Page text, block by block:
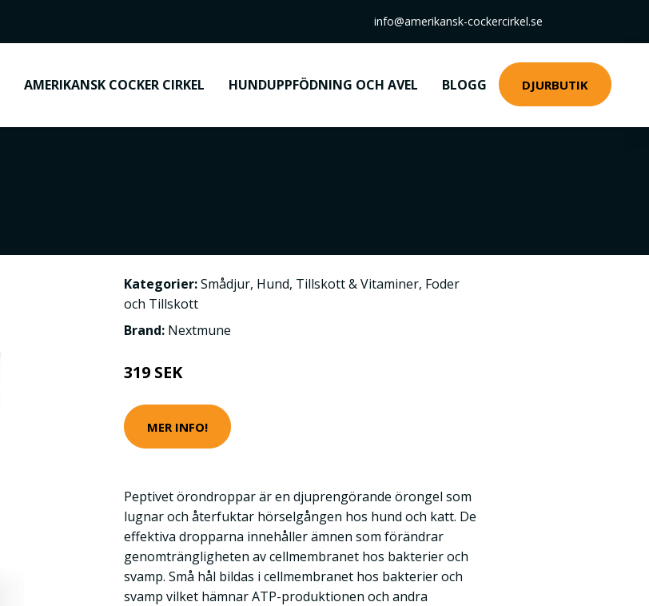
info@amerikansk-cockercirkel.se
AMERIKANSK COCKER CIRKEL HUNDUPPFÖDNING OCH AVEL BLOGG DJURBUTIK
Kategorier:Smådjur, Hund, Tillskott & Vitaminer, Foder
och Tillskott
Brand: Nextmune
319 SEK
MER INFO!
Peptivet örondroppar är en djuprengörande örongel som
lugnar och återfuktar hörselgången hos hund och katt. De
effektiva dropparna innehåller ämnen som förändrar
genomträngligheten av cellmembranet hos bakterier och
svamp. Små hål bildas i cellmembranet hos bakterier och
svamp vilket hämnar ATP-produktionen och andra